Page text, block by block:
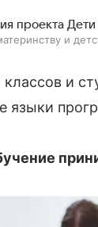
проекта Дети
и
классов и
языки